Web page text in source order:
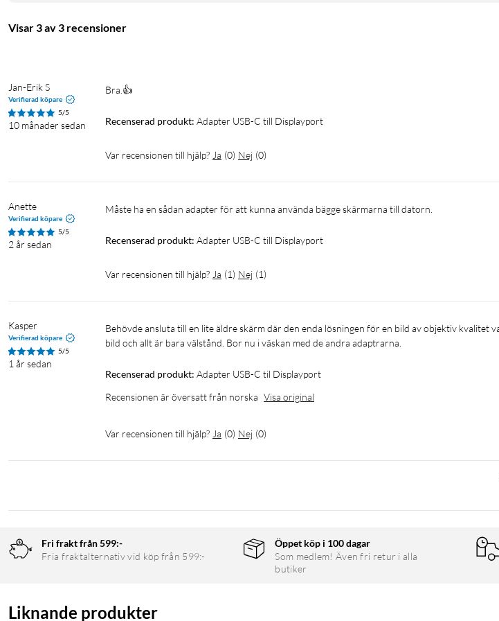
Maximal upplösning: 3840 x 2160 vid 60 Hz
Installation: Plug and play
Längd: Ca 10 cm
USB-C- till DisplayPort-adapter
Visar 3 av 3 recensioner
Jan-Erik S
Verifierad köpare
5/5
10 månader sedan
Bra.👍
Recenserad produkt: Adapter USB-C till Displayport
Var recensionen till hjälp? Ja (0) Nej (0)
Anette
Verifierad köpare
5/5
2 år sedan
Måste ha en sådan adapter för att kunna använda bägge skärmarna till datorn.
Recenserad produkt: Adapter USB-C till Displayport
Var recensionen till hjälp? Ja (1) Nej (1)
Kasper
Verifierad köpare
5/5
1 år sedan
Behövde ansluta till en lite äldre skärm där den enda lösningen för en bild av objektiv kvalitet var displayport. Fick en klar
bild och allt är bara välstånd. Bor nu i väskan med de andra adaptrarna.
Recenserad produkt: Adapter USB-C til Displayport
Recensionen är översatt från norska Visa original
Var recensionen till hjälp? Ja (0) Nej (0)
Fri frakt från 599:-
Fria fraktalternativ vid köp från 599:-
Öppet köp i 100 dagar
Som medlem! Även fri retur i alla
butiker
Liknande produkter